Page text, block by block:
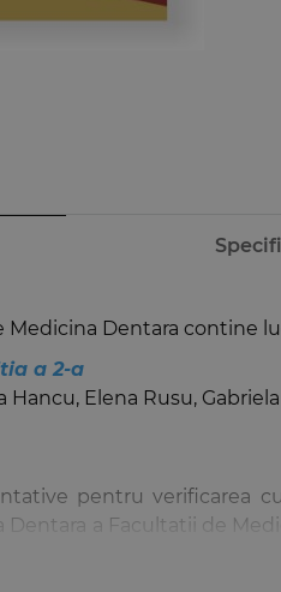
Dentara contine
a 2-a
Elena Rusu,
pentru verificarea
a Facultatii de
conform disciplinelor de